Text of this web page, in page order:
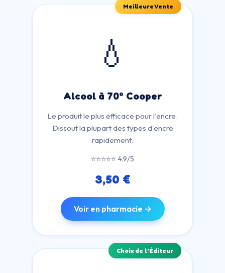
Meilleure Vente
💧
Alcool à 70° Cooper
Le produit le plus efficace pour l'encre.
Dissout la plupart des types d'encre
rapidement.
⭐⭐⭐⭐⭐ 4.9/5
3,50 €
Voir en pharmacie →
Choix de l'Éditeur